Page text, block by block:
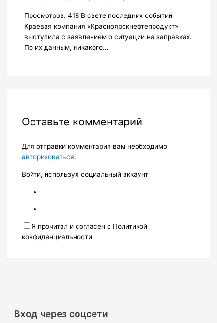
Просмотров: 418 В свете последних событий
Краевая компания «Красноярскнефтепродукт»
выступила с заявлением о ситуации на заправках.
По их данным, никакого…
Оставьте комментарий
Для отправки комментария вам необходимо
авторизоваться.
Войти, используя социальный аккаунт
Я прочитал и согласен с Политикой
конфиденциальности
Вход через соцсети